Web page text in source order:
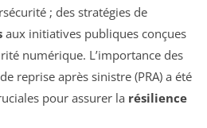
; des stratégies de
aux initiatives publiques conçues
numérique. L’importance des
reprise après sinistre (PRA) a été
pour assurer la résilience